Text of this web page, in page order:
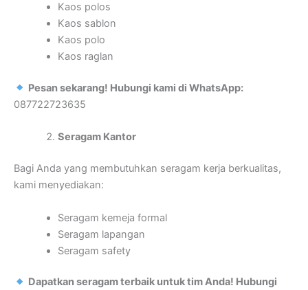
Kaos polos
Kaos sablon
Kaos polo
Kaos raglan
Pesan sekarang! Hubungi kami di WhatsApp:
087722723635
Seragam Kantor
Bagi Anda yang membutuhkan seragam kerja berkualitas,
kami menyediakan:
Seragam kemeja formal
Seragam lapangan
Seragam safety
Dapatkan seragam terbaik untuk tim Anda! Hubungi